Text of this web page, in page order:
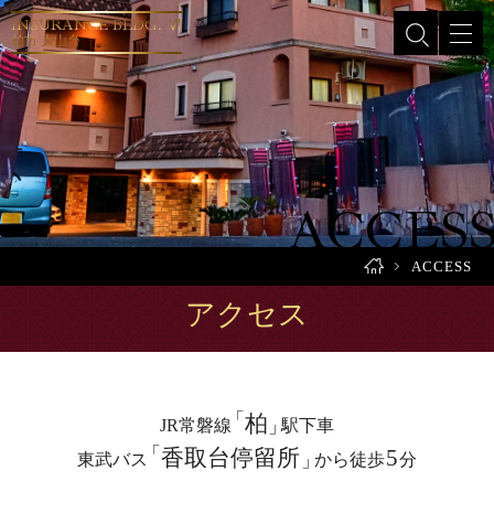
INSURANCE BLDG. Ⅵ
柏市 大山台
HOMEACCESS
アクセス
JR常磐線 柏
駅下車
東武バス
香取台停留所 から徒歩5分